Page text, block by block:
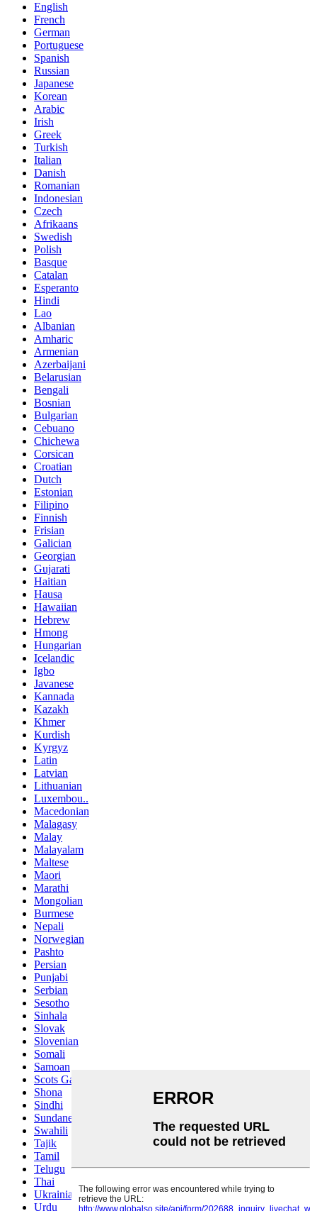
English
French
German
Portuguese
Spanish
Russian
Japanese
Korean
Arabic
Irish
Greek
Turkish
Italian
Danish
Romanian
Indonesian
Czech
Afrikaans
Swedish
Polish
Basque
Catalan
Esperanto
Hindi
Lao
Albanian
Amharic
Armenian
Azerbaijani
Belarusian
Bengali
Bosnian
Bulgarian
Cebuano
Chichewa
Corsican
Croatian
Dutch
Estonian
Filipino
Finnish
Frisian
Galician
Georgian
Gujarati
Haitian
Hausa
Hawaiian
Hebrew
Hmong
Hungarian
Icelandic
Igbo
Javanese
Kannada
Kazakh
Khmer
Kurdish
Kyrgyz
Latin
Latvian
Lithuanian
Luxembou..
Macedonian
Malagasy
Malay
Malayalam
Maltese
Maori
Marathi
Mongolian
Burmese
Nepali
Norwegian
Pashto
Persian
Punjabi
Serbian
Sesotho
Sinhala
Slovak
Slovenian
Somali
Samoan
Scots Gaelic
Shona
Sindhi
Sundanese
Swahili
Tajik
Tamil
Telugu
Thai
Ukrainian
Urdu